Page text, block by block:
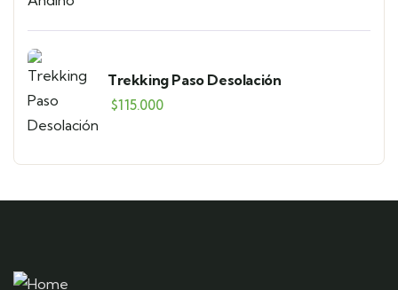
Trekking Paso Desolación
$115.000